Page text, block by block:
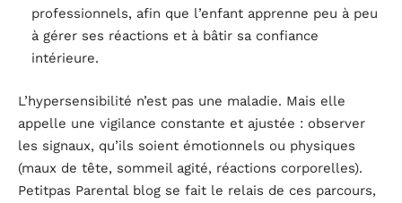
professionnels, afin que l’enfant apprenne peu à peu
à gérer ses réactions et à bâtir sa confiance
intérieure.
L’hypersensibilité n’est pas une maladie. Mais elle
appelle une vigilance constante et ajustée : observer
les signaux, qu’ils soient émotionnels ou physiques
(maux de tête, sommeil agité, réactions corporelles).
Petitpas Parental blog se fait le relais de ces parcours,